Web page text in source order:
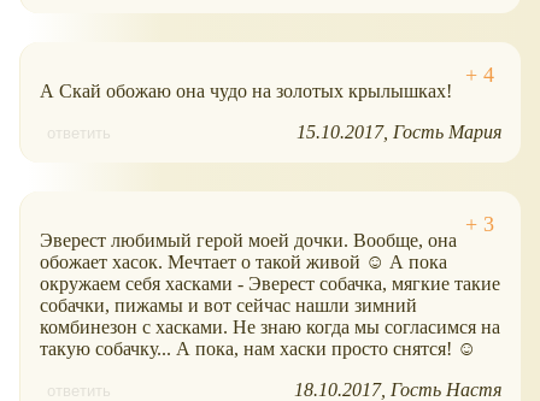
А Скай обожаю она чудо на золотых крылышках!
ответить 15.10.2017 Гость Мария
Эверест любимый герой моей дочки. Вообще, она
обожает хасок. Мечтает о такой живой ☺ А пока
окружаем себя хасками - Эверест собачка, мягкие такие
собачки, пижамы и вот сейчас нашли зимний
комбинезон с хасками. Не знаю когда мы согласимся на
такую собачку... А пока, нам хаски просто снятся! ☺
ответить 18.10.2017 Гость Настя